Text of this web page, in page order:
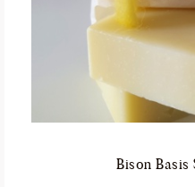
Bison Basis